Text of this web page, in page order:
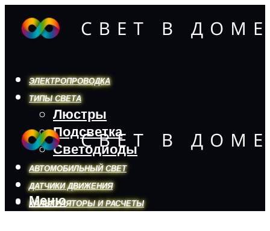
ЭЛЕКТРОПРОВОДКА
ТИПЫ СВЕТА
Люстры
Подсветка
Светодиоды
АВТОМОБИЛЬНЫЙ СВЕТ
ДАТЧИКИ ДВИЖЕНИЯ
КАЛЬКУЛЯТОРЫ И РАСЧЕТЫ
Меню